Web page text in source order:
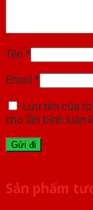
Tên *
Email *
Lưu tên của
cho lần bình luận
Sản phẩm